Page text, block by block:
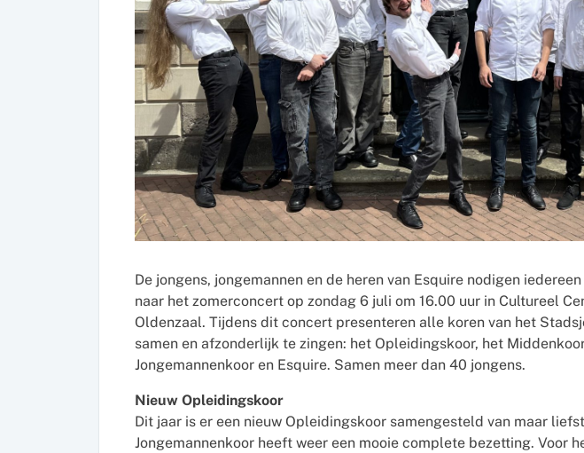
De jongens, jongemannen en de heren van Esquire nodigen
naar het zomerconcert op zondag 6 juli om 16.00 uur in Cultureel
Oldenzaal. Tijdens dit concert presenteren alle koren van het
samen en afzonderlijk te zingen: het Opleidingskoor, het
Jongemannenkoor en Esquire. Samen meer dan 40 jongens.
Nieuw Opleidingskoor
Dit jaar is er een nieuw Opleidingskoor samengesteld van maar
Jongemannenkoor heeft weer een mooie complete bezetting. Voor